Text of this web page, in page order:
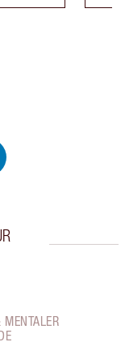
MENTALER